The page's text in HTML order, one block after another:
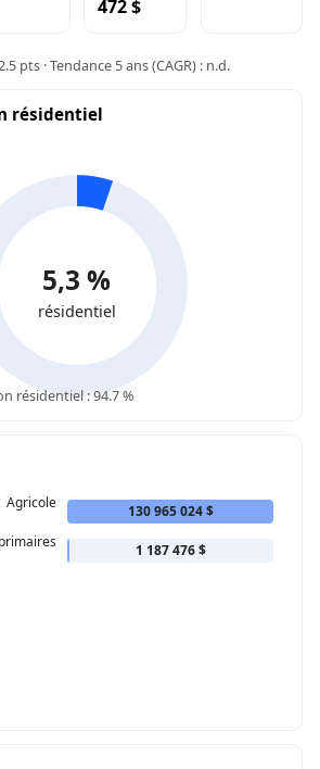
472 $
pts · Tendance 5 ans (CAGR) : n.d.
résidentiel
5,3 %
résidentiel
résidentiel : 94.7 %
Agricole
130 965 024 $
1 187 476 $